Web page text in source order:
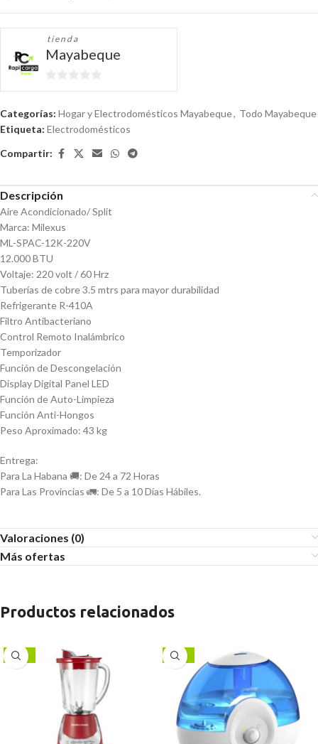
tienda
Mayabeque
0
Categorías: Hogar y Electrodomésticos Mayabeque, Todo Mayabeque
Etiqueta: Electrodomésticos
Compartir:
Descripción
Aire Acondicionado/ Split
Marca: Milexus
ML-SPAC-12K-220V
12.000 BTU
Voltaje: 220 volt / 60 Hrz
Tuberías de cobre 3.5 mtrs para mayor durabilidad
Refrigerante R-410A
Filtro Antibacteriano
Control Remoto Inalámbrico
Temporizador
Función de Descongelación
Display Digital Panel LED
Función de Auto-Limpieza
Función Anti-Hongos
Peso Aproximado: 43 kg
Entrega:
Para La Habana 🚚: De 24 a 72 Horas
Para Las Provincias 🚛: De 5 a 10 Días Hábiles.
Valoraciones (0)
Más ofertas
Productos relacionados
-17% -13%